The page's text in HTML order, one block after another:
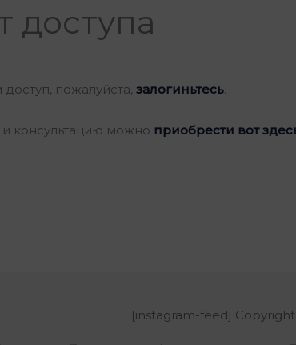
доступа
пожалуйста,залогиньтесь.
консультацию можно приобрести вот
[instagram-feed]